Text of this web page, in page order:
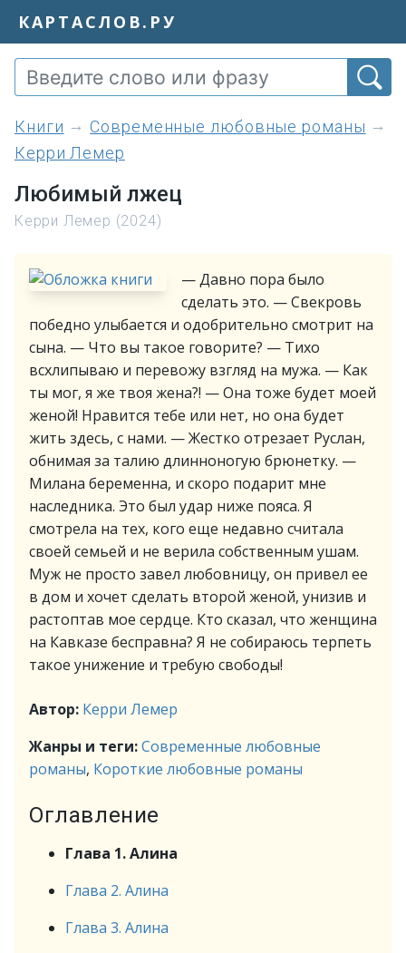
КАРТАСЛОВ.РУ
книги
Современные любовные романы
Керри Лемер
Любимый лжец
Керри Лемер (2024)
— Давно пора было
сделать это. — Свекровь
победно улыбается и одобрительно смотрит на
сына. — Что вы такое говорите? — Тихо
всхлипываю и перевожу взгляд на мужа. — Как
ты мог, я же твоя жена?! — Она тоже будет моей
женой! Нравится тебе или нет, но она будет
жить здесь, с нами. — Жестко отрезает Руслан,
обнимая за талию длинноногую брюнетку. —
Милана беременна, и скоро подарит мне
наследника. Это был удар ниже пояса. Я
смотрела на тех, кого еще недавно считала
своей семьей и не верила собственным ушам.
Муж не просто завел любовницу, он привел ее
в дом и хочет сделать второй женой, унизив и
растоптав мое сердце. Кто сказал, что женщина
на Кавказе бесправна? Я не собираюсь терпеть
такое унижение и требую свободы!
Автор: Керри Лемер
Жанры и теги:Современные любовные
романы, Короткие любовные романы
Оглавление
Глава 1. Алина
Глава 2. Алина
Глава 3. Алина